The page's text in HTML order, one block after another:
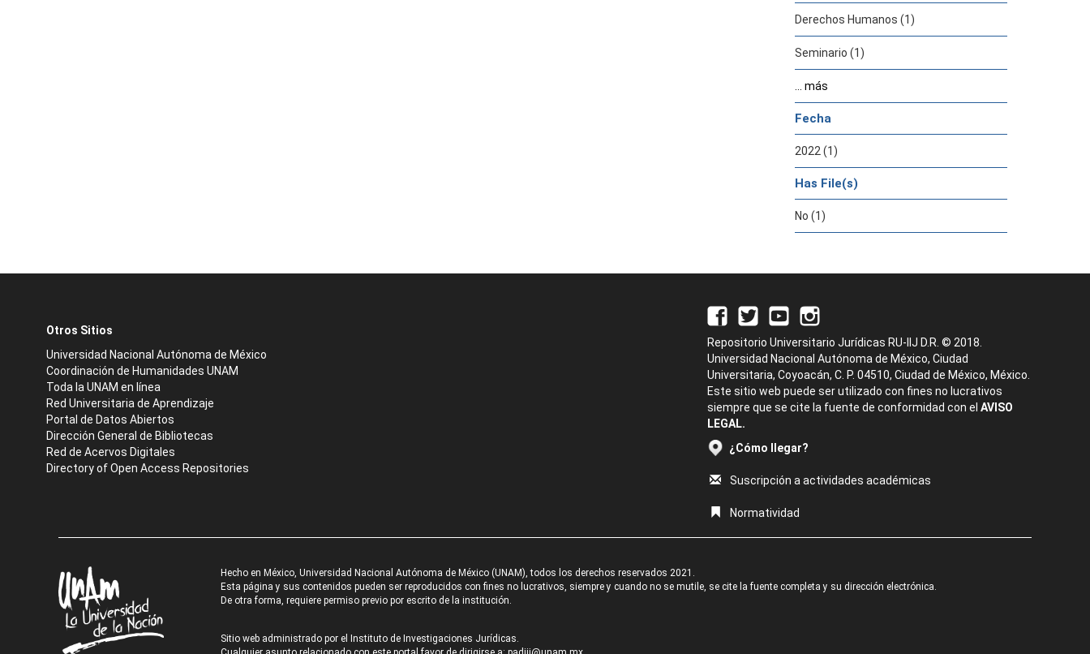
Derechos Humanos (1)
Seminario (1)
... más
Fecha
2022 (1)
Has File(s)
No (1)
Otros Sitios
Universidad Nacional Autónoma de México
Coordinación de Humanidades UNAM
Toda la UNAM en línea
Red Universitaria de Aprendizaje
Portal de Datos Abiertos
Dirección General de Bibliotecas
Red de Acervos Digitales
Directory of Open Access Repositories
Repositorio Universitario Jurídicas RU-IIJ D.R. © 2018.
Universidad Nacional Autónoma de México, Ciudad
Universitaria, Coyoacán, C. P. 04510, Ciudad de México, México.
Este sitio web puede ser utilizado con fines no lucrativos
siempre que se cite la fuente de conformidad con el AVISO
LEGAL.
¿Cómo llegar?
Suscripción a actividades académicas
Normatividad
Hecho en México, Universidad Nacional Autónoma de México (UNAM), todos los derechos reservados 2021.
Esta página y sus contenidos pueden ser reproducidos con fines no lucrativos, siempre y cuando no se mutile, se cite la fuente completa y su dirección electrónica.
De otra forma, requiere permiso previo por escrito de la institución.
Sitio web administrado por el Instituto de Investigaciones Jurídicas.